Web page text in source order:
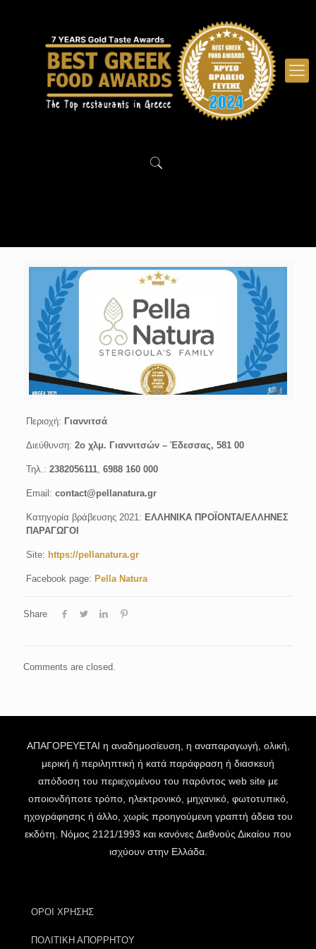
Περιοχή: Γιαννιτσά
Διεύθυνση: 2ο χλμ. Γιαννιτσών – Έδεσσας, 581 00
Τηλ.: 2382056111, 6988 160 000
Email: contact@pellanatura.gr
Κατηγορία βράβευσης 2021: ΕΛΛΗΝΙΚΑ ΠΡΟΪΟΝΤΑ/ΕΛΛΗΝΕΣ
ΠΑΡΑΓΩΓΟΙ
Site: https://pellanatura.gr
Facebook page: Pella Natura
Share
Comments are closed.
ΑΠΑΓΟΡΕΥΕΤΑΙ η αναδημοσίευση, η αναπαραγωγή, ολική,
μερική ή περιληπτική ή κατά παράφραση ή διασκευή
απόδοση του περιεχομένου του παρόντος web site με
οποιονδήποτε τρόπο, ηλεκτρονικό, μηχανικό, φωτοτυπικό,
ηχογράφησης ή άλλο, χωρίς προηγούμενη γραπτή άδεια του
εκδότη. Νόμος 2121/1993 και κανόνες Διεθνούς Δικαίου που
ισχύουν στην Ελλάδα.
ΟΡΟΙ ΧΡΗΣΗΣ
ΠΟΛΙΤΙΚΗ ΑΠΟΡΡΗΤΟΥ